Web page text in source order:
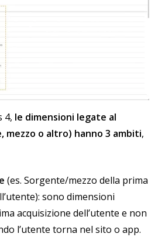
4, le dimensioni legate al
mezzo o altro) hanno 3 ambiti,
(es. Sorgente/mezzo della prima
sono dimensioni
acquisizione dell’utente e non
l’utente torna nel sito o app.